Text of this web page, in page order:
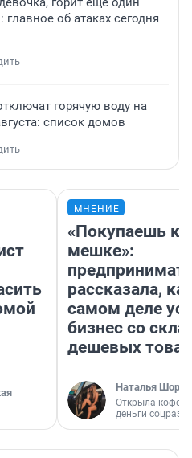
главное об атаках сегодня
горячую воду на
список домов
МНЕНИЕ
«Покупаешь
мешке»:
рассказала,
самом деле
бизнес со
дешевых
Наталья
Открыла
деньги